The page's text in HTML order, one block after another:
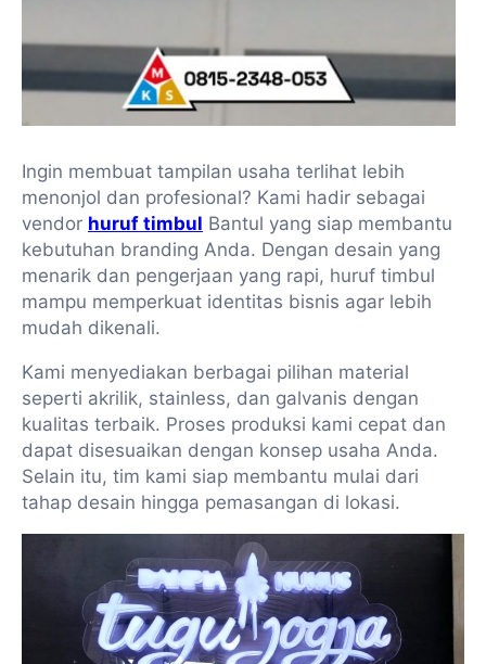
Ingin membuat tampilan usaha terlihat lebih
menonjol dan profesional? Kami hadir sebagai
vendor huruf timbul Bantul yang siap membantu
kebutuhan branding Anda. Dengan desain yang
menarik dan pengerjaan yang rapi, huruf timbul
mampu memperkuat identitas bisnis agar lebih
mudah dikenali.
Kami menyediakan berbagai pilihan material
seperti akrilik, stainless, dan galvanis dengan
kualitas terbaik. Proses produksi kami cepat dan
dapat disesuaikan dengan konsep usaha Anda.
Selain itu, tim kami siap membantu mulai dari
tahap desain hingga pemasangan di lokasi.